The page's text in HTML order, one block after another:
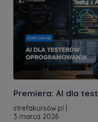
Premiera: AI dla
strefakursów.pl
3 marca 2026